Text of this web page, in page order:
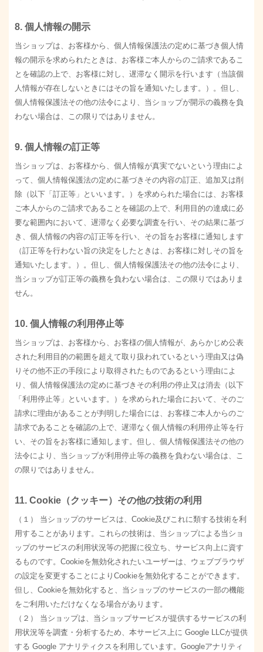
8. 個人情報の開示
当ショップは、お客様から、個人情報保護法の定めに基づき個人情
報の開示を求められたときは、お客様ご本人からのご請求であるこ
とを確認の上で、お客様に対し、遅滞なく開示を行います（当該個
人情報が存在しないときにはその旨を通知いたします。）。但し、
個人情報保護法その他の法令により、当ショップが開示の義務を負
わない場合は、この限りではありません。
9. 個人情報の訂正等
当ショップは、お客様から、個人情報が真実でないという理由によ
って、個人情報保護法の定めに基づきその内容の訂正、追加又は削
除（以下「訂正等」といいます。）を求められた場合には、お客様
ご本人からのご請求であることを確認の上で、利用目的の達成に必
要な範囲内において、遅滞なく必要な調査を行い、その結果に基づ
き、個人情報の内容の訂正等を行い、その旨をお客様に通知します
（訂正等を行わない旨の決定をしたときは、お客様に対しその旨を
通知いたします。）。但し、個人情報保護法その他の法令により、
当ショップが訂正等の義務を負わない場合は、この限りではありま
せん。
10. 個人情報の利用停止等
当ショップは、お客様から、お客様の個人情報が、あらかじめ公表
された利用目的の範囲を超えて取り扱われているという理由又は偽
りその他不正の手段により取得されたものであるという理由によ
り、個人情報保護法の定めに基づきその利用の停止又は消去（以下
「利用停止等」といいます。）を求められた場合において、そのご
請求に理由があることが判明した場合には、お客様ご本人からのご
請求であることを確認の上で、遅滞なく個人情報の利用停止等を行
い、その旨をお客様に通知します。但し、個人情報保護法その他の
法令により、当ショップが利用停止等の義務を負わない場合は、こ
の限りではありません。
11. Cookie（クッキー）その他の技術の利用
（１） 当ショップのサービスは、Cookie及びこれに類する技術を利
用することがあります。これらの技術は、当ショップによる当ショ
ップのサービスの利用状況等の把握に役立ち、サービス向上に資す
るものです。Cookieを無効化されたいユーザーは、ウェブブラウザ
の設定を変更することによりCookieを無効化することができます。
但し、Cookieを無効化すると、当ショップのサービスの一部の機能
をご利用いただけなくなる場合があります。
（２） 当ショップは、当ショップサービスが提供するサービスの利
用状況等を調査・分析するため、本サービス上に Google LLCが提供
する Google アナリティクスを利用しています。Googleアナリティ